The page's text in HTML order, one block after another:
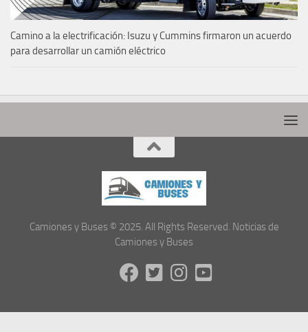
Camino a la electrificación: Isuzu y Cummins firmaron un acuerdo
para desarrollar un camión eléctrico
Camiones y Buses © 2025. All Rights Reserved. Noticias de
Camiones y Buses